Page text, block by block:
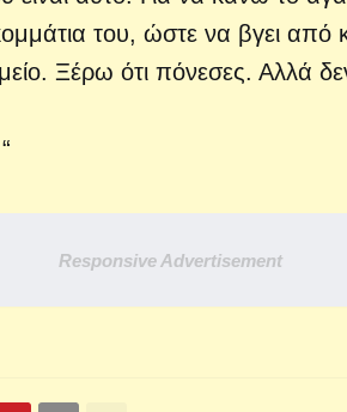
του, ώστε να βγει από
Ξέρω ότι πόνεσες. Αλλά δεν
Responsive Advertisement